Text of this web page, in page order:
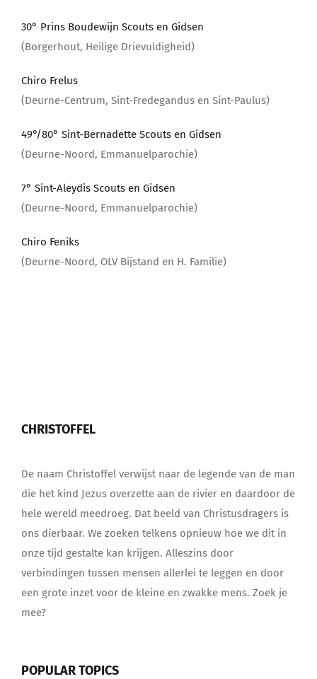
30° Prins Boudewijn Scouts en Gidsen
(Borgerhout, Heilige Drievuldigheid)
Chiro Frelus
(Deurne-Centrum, Sint-Fredegandus en Sint-Paulus)
49°/80° Sint-Bernadette Scouts en Gidsen
(Deurne-Noord, Emmanuelparochie)
7° Sint-Aleydis Scouts en Gidsen
(Deurne-Noord, Emmanuelparochie)
Chiro Feniks
(Deurne-Noord, OLV Bijstand en H. Familie)
CHRISTOFFEL
De naam Christoffel verwijst naar de legende van de man
die het kind Jezus overzette aan de rivier en daardoor de
hele wereld meedroeg. Dat beeld van Christusdragers is
ons dierbaar. We zoeken telkens opnieuw hoe we dit in
onze tijd gestalte kan krijgen. Alleszins door
verbindingen tussen mensen allerlei te leggen en door
een grote inzet voor de kleine en zwakke mens. Zoek je
mee?
POPULAR TOPICS